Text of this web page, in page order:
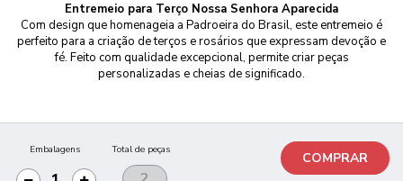
Entremeio para Terço Nossa Senhora Aparecida
Com design que homenageia a Padroeira do Brasil, este entremeio é
perfeito para a criação de terços e rosários que expressam devoção e
fé. Feito com qualidade excepcional, permite criar peças
personalizadas e cheias de significado.
Embalagens Total de peças COMPRAR